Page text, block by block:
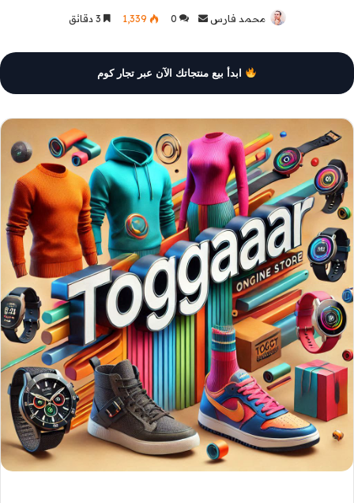
محمد فارس
أرسل
إلكترونيا
0 1٬339
ابدأ بيع منتجاتك الآن عبر تجار كوم